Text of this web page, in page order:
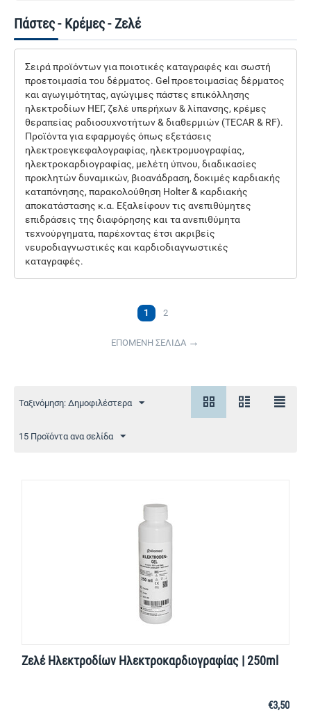
Πάστες - Κρέμες - Ζελέ
Σειρά προϊόντων για ποιοτικές καταγραφές και σωστή
προετοιμασία του δέρματος. Gel προετοιμασίας δέρματος
και αγωγιμότητας, αγώγιμες πάστες επικόλλησης
ηλεκτροδίων ΗΕΓ, ζελέ υπερήχων & λίπανσης, κρέμες
θεραπείας ραδιοσυχνοτήτων & διαθερμιών (TECAR & RF).
Προϊόντα για εφαρμογές όπως εξετάσεις
ηλεκτροεγκεφαλογραφίας, ηλεκτρομυογραφίας,
ηλεκτροκαρδιογραφίας, μελέτη ύπνου, διαδικασίες
προκλητών δυναμικών, βιοανάδραση, δοκιμές καρδιακής
καταπόνησης, παρακολούθηση Holter & καρδιακής
αποκατάστασης κ.α. Εξαλείφουν τις ανεπιθύμητες
επιδράσεις της διαφόρησης και τα ανεπιθύμητα
τεχνούργηματα, παρέχοντας έτσι ακριβείς
νευροδιαγνωστικές και καρδιοδιαγνωστικές
καταγραφές.
1 2
ΕΠΟΜΕΝΗ ΣΕΛΙΔΑ
Ταξινόμηση: Δημοφιλέστερα
15 Προϊόντα ανα σελίδα
Ζελέ Ηλεκτροδίων Hλεκτροκαρδιογραφίας | 250ml
€3,50